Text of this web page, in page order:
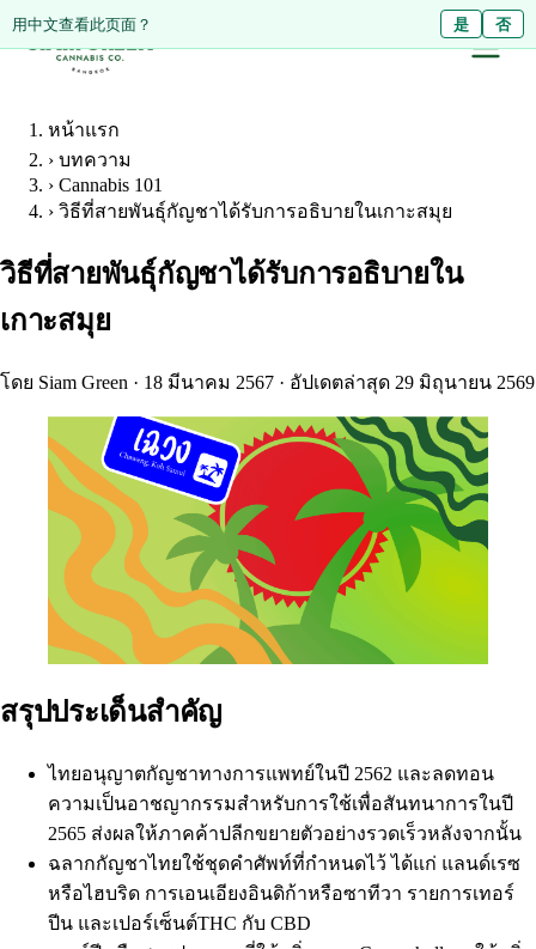
Diese Seite auf Deutsch ansehen? Nein
用中文查看此页面？ 是 否
หน้าแรก
› บทความ
› Cannabis 101
› วิธีที่สายพันธุ์กัญชาได้รับการอธิบายในเกาะสมุย
วิธีที่สายพันธุ์กัญชาได้รับการอธิบายใน
เกาะสมุย
โดย Siam Green · 18 มีนาคม 2567 · อัปเดตล่าสุด 29 มิถุนายน 2569
สรุปประเด็นสำคัญ
ไทยอนุญาตกัญชาทางการแพทย์ในปี 2562 และลดทอน
ความเป็นอาชญากรรมสำหรับการใช้เพื่อสันทนาการในปี
2565 ส่งผลให้ภาคค้าปลีกขยายตัวอย่างรวดเร็วหลังจากนั้น
ฉลากกัญชาไทยใช้ชุดคำศัพท์ที่กำหนดไว้ ได้แก่ แลนด์เรซ
หรือไฮบริด การเอนเอียงอินดิก้าหรือซาทีวา รายการเทอร์
ปีน และเปอร์เซ็นต์THC กับ CBD